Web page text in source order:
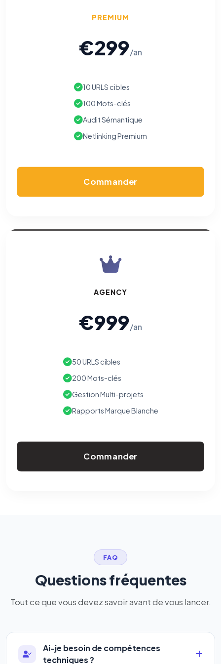
PREMIUM
€299/an
10 URLS cibles
100 Mots-clés
Audit Sémantique
Netlinking Premium
Commander
AGENCY
€999/an
50 URLS cibles
200 Mots-clés
Gestion Multi-projets
Rapports Marque Blanche
Commander
FAQ
Questions fréquentes
Tout ce que vous devez savoir avant de vous lancer.
Ai-je besoin de compétences
techniques ?